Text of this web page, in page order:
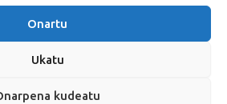
Onartu
Ukatu
kudeatu